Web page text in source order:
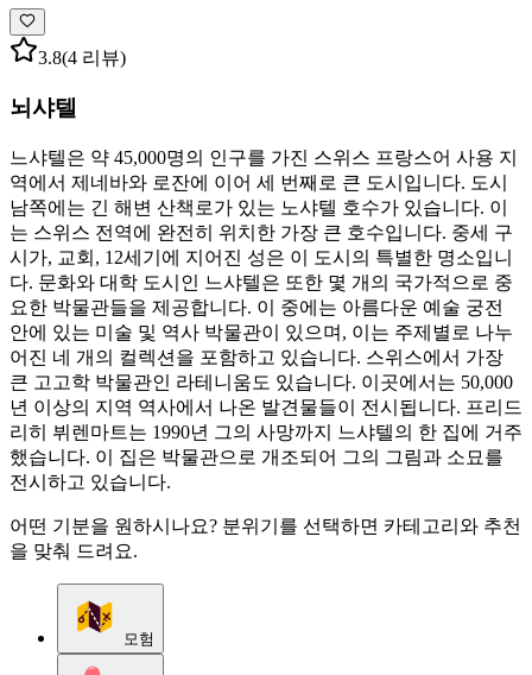
3.8(4 리뷰)
뇌샤텔
느샤텔은 약 45,000명의 인구를 가진 스위스 프랑스어 사용 지
역에서 제네바와 로잔에 이어 세 번째로 큰 도시입니다. 도시
남쪽에는 긴 해변 산책로가 있는 노샤텔 호수가 있습니다. 이
는 스위스 전역에 완전히 위치한 가장 큰 호수입니다. 중세 구
시가, 교회, 12세기에 지어진 성은 이 도시의 특별한 명소입니
다. 문화와 대학 도시인 느샤텔은 또한 몇 개의 국가적으로 중
요한 박물관들을 제공합니다. 이 중에는 아름다운 예술 궁전
안에 있는 미술 및 역사 박물관이 있으며, 이는 주제별로 나누
어진 네 개의 컬렉션을 포함하고 있습니다. 스위스에서 가장
큰 고고학 박물관인 라테니움도 있습니다. 이곳에서는 50,000
년 이상의 지역 역사에서 나온 발견물들이 전시됩니다. 프리드
리히 뷔렌마트는 1990년 그의 사망까지 느샤텔의 한 집에 거주
했습니다. 이 집은 박물관으로 개조되어 그의 그림과 소묘를
전시하고 있습니다.
어떤 기분을 원하시나요? 분위기를 선택하면 카테고리와 추천
을 맞춰 드려요.
모험